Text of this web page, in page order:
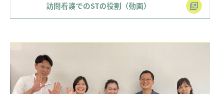
01. Message メッセージ
03. Interview インタビュー
訪問看護でのSTの役割（動画）